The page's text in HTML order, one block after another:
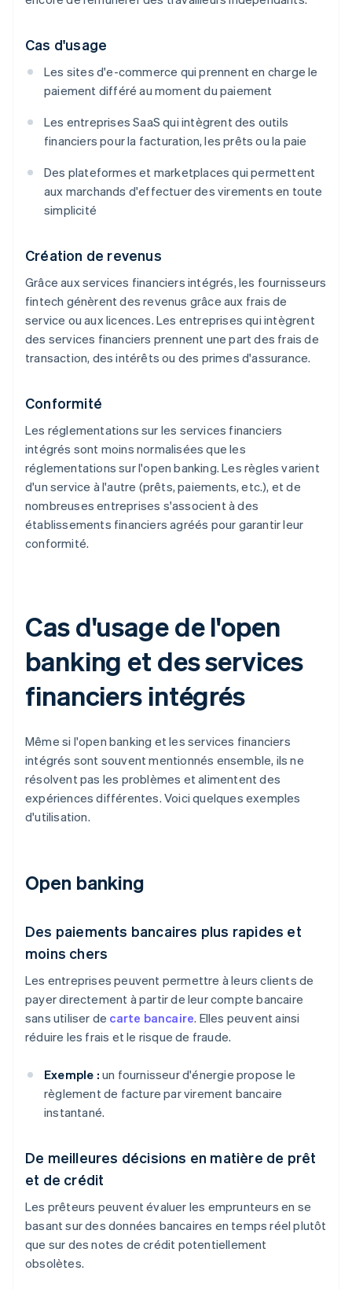
Cas d'usage
Les sites d'e-commerce qui prennent en charge le
paiement différé au moment du paiement
Les entreprises SaaS qui intègrent des outils
financiers pour la facturation, les prêts ou la paie
Des plateformes et marketplaces qui permettent
aux marchands d'effectuer des virements en toute
simplicité
Création de revenus
Grâce aux services financiers intégrés, les fournisseurs
fintech génèrent des revenus grâce aux frais de
service ou aux licences. Les entreprises qui intègrent
des services financiers prennent une part des frais de
transaction, des intérêts ou des primes d'assurance.
Conformité
Les réglementations sur les services financiers
intégrés sont moins normalisées que les
réglementations sur l'open banking. Les règles varient
d'un service à l'autre (prêts, paiements, etc.), et de
nombreuses entreprises s'associent à des
établissements financiers agréés pour garantir leur
conformité.
Cas d'usage de l'open
banking et des services
financiers intégrés
Même si l'open banking et les services financiers
intégrés sont souvent mentionnés ensemble, ils ne
résolvent pas les problèmes et alimentent des
expériences différentes. Voici quelques exemples
d'utilisation.
Open banking
Des paiements bancaires plus rapides et
moins chers
Les entreprises peuvent permettre à leurs clients de
payer directement à partir de leur compte bancaire
sans utiliser de carte bancaire. Elles peuvent ainsi
réduire les frais et le risque de fraude.
Exemple : un fournisseur d'énergie propose le
règlement de facture par virement bancaire
instantané.
De meilleures décisions en matière de prêt
et de crédit
Les prêteurs peuvent évaluer les emprunteurs en se
basant sur des données bancaires en temps réel plutôt
que sur des notes de crédit potentiellement
obsolètes.